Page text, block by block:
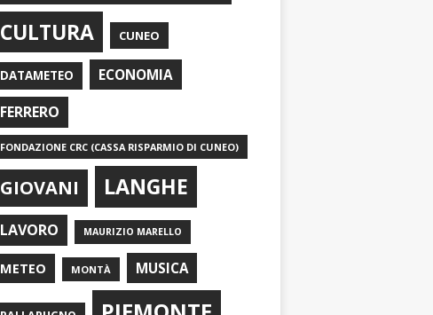
CULTURA CUNEO
DATAMETEO ECONOMIA
FERRERO
FONDAZIONE CRC (CASSA RISPARMIO DI CUNEO)
GIOVANI LANGHE
LAVORO MAURIZIO MARELLO
METEO MONTÀ MUSICA